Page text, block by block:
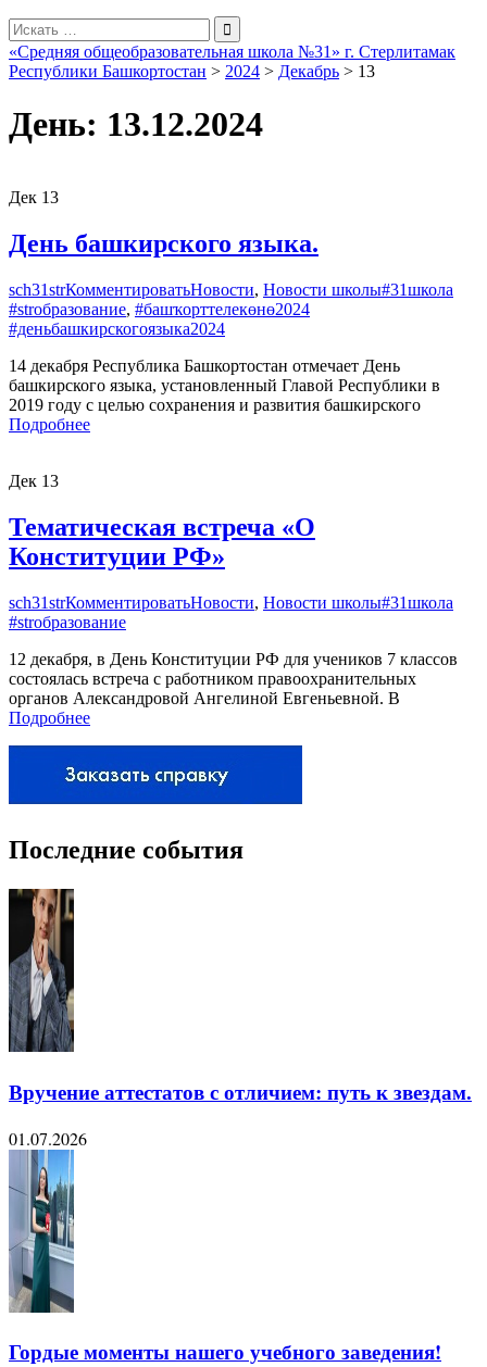
Поиск
для:
«Средняя общеобразовательная школа №31» г. Стерлитамак
Республики Башкортостан > 2024 > Декабрь > 13
День: 13.12.2024
Дек 13
День башкирского языка.
sch31strКомментироватьНовости, Новости школы#31школа
#strобразование, #башҡорттелекөнө2024
#деньбашкирскогоязыка2024
14 декабря Республика Башкортостан отмечает День
башкирского языка, установленный Главой Республики в
2019 году с целью сохранения и развития башкирского
Подробнее
Дек 13
Тематическая встреча «О
Конституции РФ»
sch31strКомментироватьНовости, Новости школы#31школа
#strобразование
12 декабря, в День Конституции РФ для учеников 7 классов
состоялась встреча с работником правоохранительных
органов Александровой Ангелиной Евгеньевной. В
Подробнее
Последние события
Вручение аттестатов с отличием: путь к звездам.
01.07.2026
Гордые моменты нашего учебного заведения!